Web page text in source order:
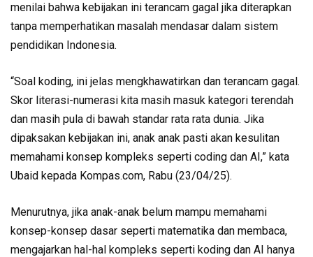
menilai bahwa kebijakan ini terancam gagal jika diterapkan
tanpa memperhatikan masalah mendasar dalam sistem
pendidikan Indonesia.
“Soal koding, ini jelas mengkhawatirkan dan terancam gagal.
Skor literasi-numerasi kita masih masuk kategori terendah
dan masih pula di bawah standar rata rata dunia. Jika
dipaksakan kebijakan ini, anak anak pasti akan kesulitan
memahami konsep kompleks seperti coding dan AI,” kata
Ubaid kepada Kompas.com, Rabu (23/04/25).
Menurutnya, jika anak-anak belum mampu memahami
konsep-konsep dasar seperti matematika dan membaca,
mengajarkan hal-hal kompleks seperti koding dan AI hanya